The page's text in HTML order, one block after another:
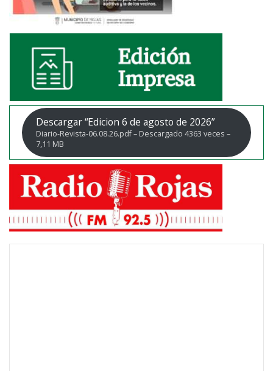
Descargar “Edicion 6 de agosto de 2026”
Diario-Revista-06.08.26.pdf – Descargado 4363 veces –
7,11 MB